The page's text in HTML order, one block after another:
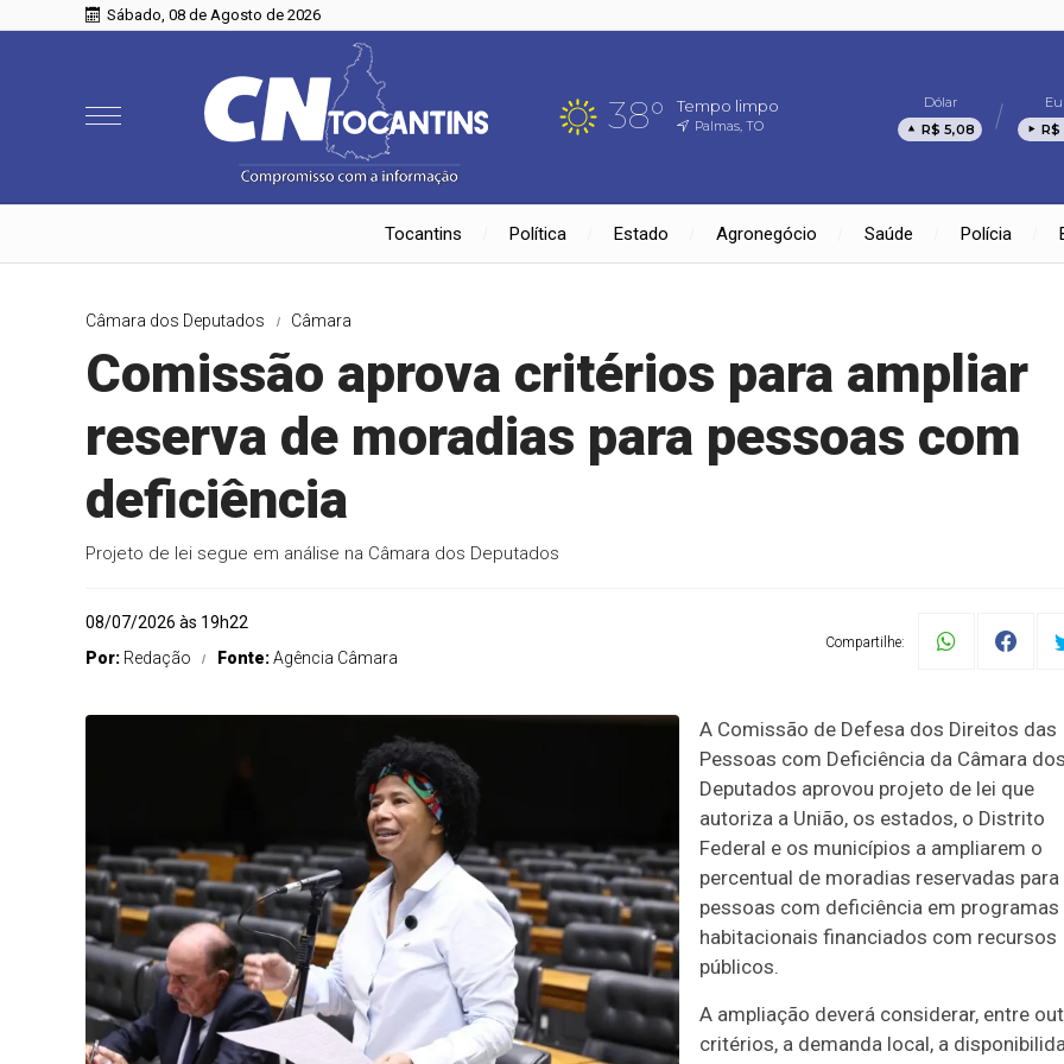
Sábado, 08 de Agosto de 2026
38° Tempo limpo
Palmas, TO
Dólar
R$ 5,08
R$
Tocantins Política Estado Agronegócio Saúde Polícia
Câmara dos Deputados Câmara
Comissão aprova critérios para ampliar
reserva de moradias para pessoas com
deficiência
Projeto de lei segue em análise na Câmara dos Deputados
08/07/2026 às 19h22
Por: Redação Fonte:Agência Câmara
Compartilhe:
A Comissão de Defesa dos Direitos das
Pessoas com Deficiência da Câmara dos
Deputados aprovou projeto de lei que
autoriza a União, os estados, o Distrito
Federal e os municípios a ampliarem o
percentual de moradias reservadas para
pessoas com deficiência em programas
habitacionais financiados com recursos
públicos.
A ampliação deverá considerar, entre
critérios, a demanda local, a